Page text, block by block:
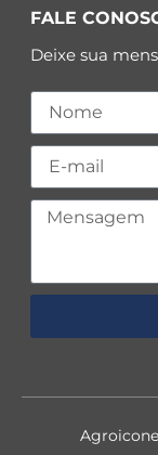
FALE
Deixe sua